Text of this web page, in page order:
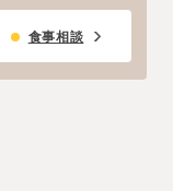
食事相談